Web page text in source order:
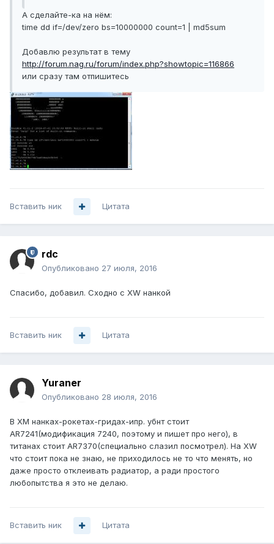
А сделайте-ка на нём:
time dd if=/dev/zero bs=10000000 count=1 | md5sum
Добавлю результат в тему
http://forum.nag.ru/forum/index.php?showtopic=116866
или сразу там отпишитесь
Вставить ник Цитата
rdc
Опубликовано 27 июля, 2016
Спасибо, добавил. Сходно с XW нанкой
Вставить ник Цитата
Yuraner
Опубликовано 28 июля, 2016
В ХМ нанках-рокетах-гридах-ипр. убнт стоит
AR7241(модификация 7240, поэтому и пишет про него), в
титанах стоит AR7370(специально слазил посмотрел). На XW
что стоит пока не знаю, не приходилось не то что менять, но
даже просто отклеивать радиатор, а ради простого
любопытства я это не делаю.
Вставить ник Цитата